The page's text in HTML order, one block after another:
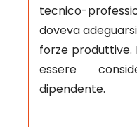
tecnico-
doveva
forze produttive.
essere
dipendente.